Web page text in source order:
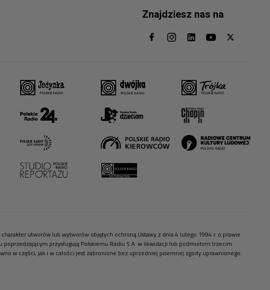
Znajdziesz nas na
utworów lub wytworów objętych ochroną Ustawy z dnia 4 lutego 1994 r. o prawie
przysługują Polskiemu Radiu S.A. w likwidacji lub podmiotom trzecim.
w części, jak i w całości jest zabronione bez uprzedniej pisemnej zgody uprawnionego.